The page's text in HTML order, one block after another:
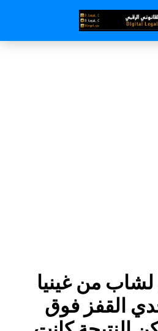
من غينيا
القفز فوق